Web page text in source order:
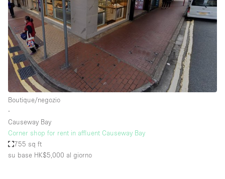
Boutique/negozio
∙
Causeway Bay
Corner shop for rent in affluent Causeway Bay
755 sq ft
su base HK$5,000 al giorno